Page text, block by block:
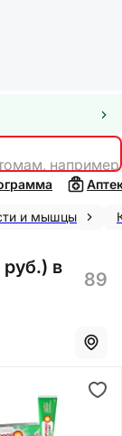
и мышцы
в
89